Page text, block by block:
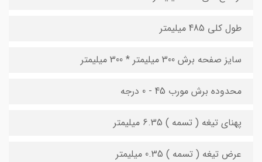
طول کلی 485 میلیمتر
سایز صفحه برش 300 میلیمتر * 300 میلیمتر
محدوده برش مورب 45 - 0 درجه
پهنای تیغه ( تسمه ) 6.35 میلیمتر
عرض تیغه ( تسمه ) 0.35 میلیمتر